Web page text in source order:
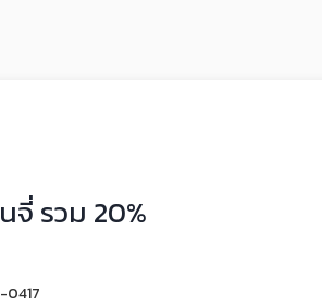
รวม 20%
0417